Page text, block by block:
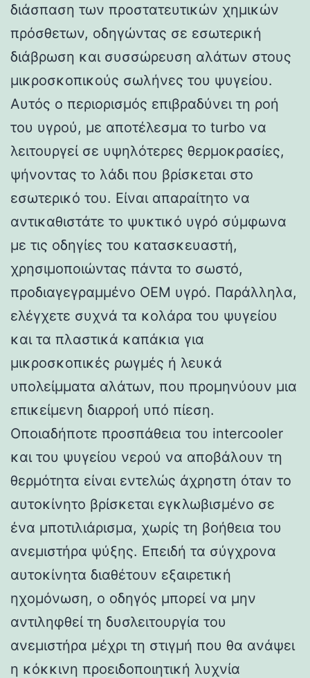
διάσπαση των προστατευτικών χημικών
πρόσθετων, οδηγώντας σε εσωτερική
διάβρωση και συσσώρευση αλάτων στους
μικροσκοπικούς σωλήνες του ψυγείου.
Αυτός ο περιορισμός επιβραδύνει τη ροή
του υγρού, με αποτέλεσμα το turbo να
λειτουργεί σε υψηλότερες θερμοκρασίες,
ψήνοντας το λάδι που βρίσκεται στο
εσωτερικό του. Είναι απαραίτητο να
αντικαθιστάτε το ψυκτικό υγρό σύμφωνα
με τις οδηγίες του κατασκευαστή,
χρησιμοποιώντας πάντα το σωστό,
προδιαγεγραμμένο OEM υγρό. Παράλληλα,
ελέγχετε συχνά τα κολάρα του ψυγείου
και τα πλαστικά καπάκια για
μικροσκοπικές ρωγμές ή λευκά
υπολείμματα αλάτων, που προμηνύουν μια
επικείμενη διαρροή υπό πίεση.
Οποιαδήποτε προσπάθεια του intercooler
και του ψυγείου νερού να αποβάλουν τη
θερμότητα είναι εντελώς άχρηστη όταν το
αυτοκίνητο βρίσκεται εγκλωβισμένο σε
ένα μποτιλιάρισμα, χωρίς τη βοήθεια του
ανεμιστήρα ψύξης. Επειδή τα σύγχρονα
αυτοκίνητα διαθέτουν εξαιρετική
ηχομόνωση, ο οδηγός μπορεί να μην
αντιληφθεί τη δυσλειτουργία του
ανεμιστήρα μέχρι τη στιγμή που θα ανάψει
η κόκκινη προειδοποιητική λυχνία